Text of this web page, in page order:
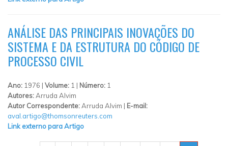
ANÁLISE DAS PRINCIPAIS INOVAÇÕES DO
SISTEMA E DA ESTRUTURA DO CÓDIGO DE
PROCESSO CIVIL
Ano: 1976 | Volume: 1 | Número: 1
Autores:Arruda Alvim
Autor Correspondente:Arruda Alvim | E-mail:
aval.artigo@thomsonreuters.com
Link externo para Artigo
PÁGINAS